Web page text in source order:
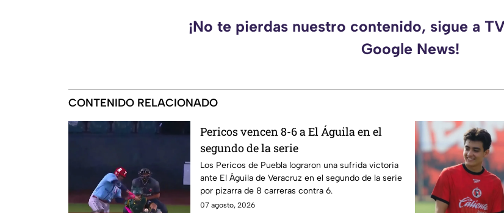
¡No te pierdas nuestro contenido, sigue a
Google News!
CONTENIDO RELACIONADO
Pericos vencen 8-6 a El Águila en el
segundo de la serie
Los Pericos de Puebla lograron una sufrida victoria
ante El Águila de Veracruz en el segundo de la serie
por pizarra de 8 carreras contra 6.
07 agosto, 2026